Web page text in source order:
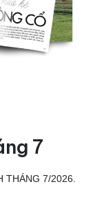
7
THÁNG 7/2026.